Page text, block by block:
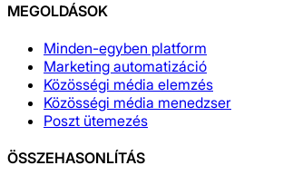
MEGOLDÁSOK
Minden-egyben platform
Marketing automatizáció
Közösségi média elemzés
Közösségi média menedzser
Poszt ütemezés
ÖSSZEHASONLÍTÁS